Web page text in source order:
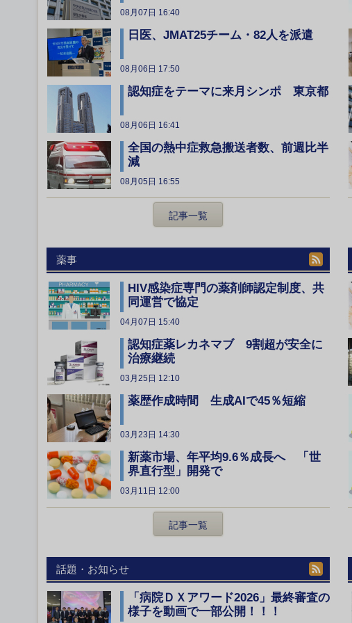
08月07日 16:40
日医、JMAT25チーム・82人を派遣
08月06日 17:50
認知症をテーマに来月シンポ 東京都
08月06日 16:41
全国の熱中症救急搬送者数、前週比半
減
08月05日 16:55
記事一覧
薬事
HIV感染症専門の薬剤師認定制度、共
同運営で協定
04月07日 15:40
認知症薬レカネマブ 9割超が安全に
治療継続
03月25日 12:10
薬歴作成時間 生成AIで45％短縮
03月23日 14:30
新薬市場、年平均9.6％成長へ 「世
界直行型」開発で
03月11日 12:00
記事一覧
話題・お知らせ
「病院ＤＸアワード2026」最終審査の
様子を動画で一部公開！！！